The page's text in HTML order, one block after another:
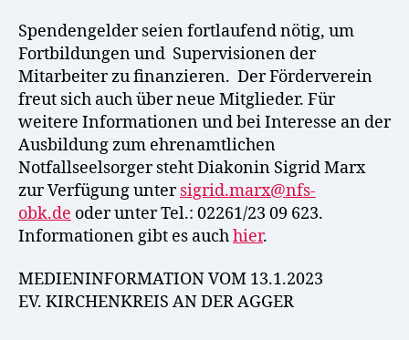
Spendengelder seien fortlaufend nötig, um
Fortbildungen und Supervisionen der
Mitarbeiter zu finanzieren. Der Förderverein
freut sich auch über neue Mitglieder. Für
weitere Informationen und bei Interesse an der
Ausbildung zum ehrenamtlichen
Notfallseelsorger steht Diakonin Sigrid Marx
zur Verfügung untersigrid.marx@nfs-
obk.de oder unter Tel.: 02261/23 09 623.
Informationen gibt es auchhier.
MEDIENINFORMATION VOM 13.1.2023
EV. KIRCHENKREIS AN DER AGGER